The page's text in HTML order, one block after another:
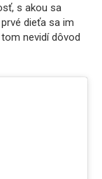
s akou sa
dieťa sa im
nevidí dôvod